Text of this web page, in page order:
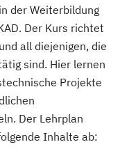
der Weiterbildung
Der Kurs richtet
all diejenigen, die
sind. Hier lernen
Projekte
Der Lehrplan
Inhalte ab: